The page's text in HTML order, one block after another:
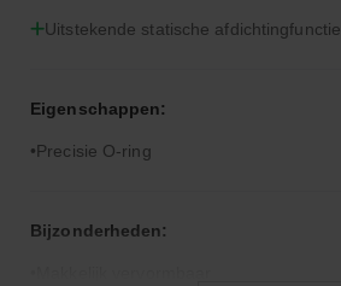
Uitstekende statische afdichtingfunctie
Eigenschappen:
Precisie O-ring
Bijzonderheden: